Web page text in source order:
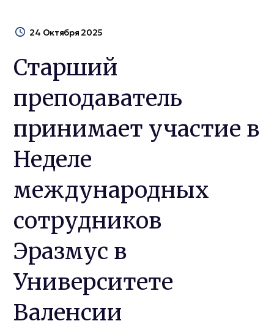
24 Октября 2025
Старший
преподаватель
принимает участие в
Неделе
международных
сотрудников
Эразмус в
Университете
Валенсии